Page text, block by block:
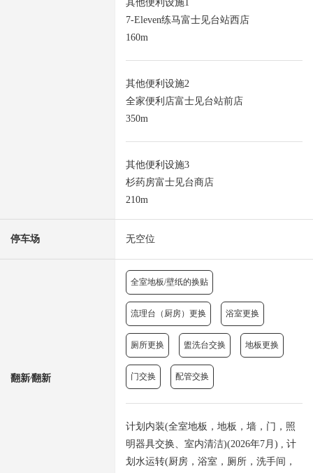
其他便利设施1
7-Eleven练马富士见台站西店
160m
其他便利设施2
全家便利店富士见台站前店
350m
其他便利设施3
杉药房富士见台商店
210m
停车场 无空位
翻新⁄翻新
全室地板/壁纸的换贴
流理台（厨房）更换 浴室更换
厕所更换 盥洗台交换 地板更换
门交换 配管交换
计划内装(全室地板，地板，墙，门，照
明器具交换、室内清洁)(2026年7月) , 计
划水运转(厨房，浴室，厕所，洗手间，